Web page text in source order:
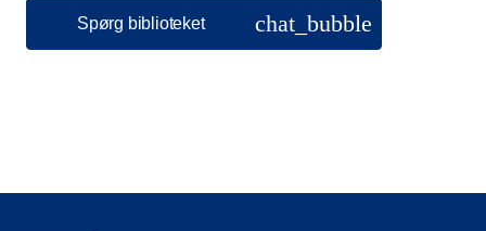
Spørg biblioteket chat_bubble